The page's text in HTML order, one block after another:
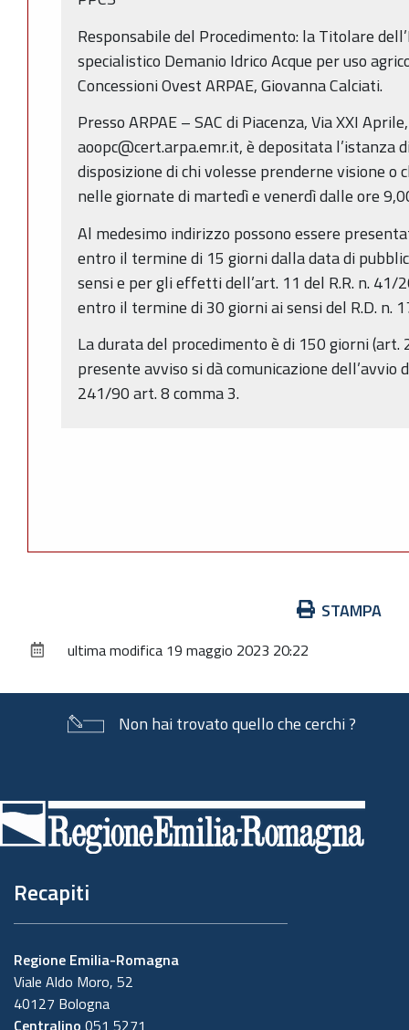
Responsabile del Procedimento: la Titolare
specialistico Demanio Idrico Acque per uso
Concessioni Ovest ARPAE, Giovanna Calciati.
Presso ARPAE – SAC di Piacenza, Via XXI
aoopc@cert.arpa.emr.it, è depositata l’istanza
disposizione di chi volesse prenderne visione
nelle giornate di martedì e venerdì dalle ore
Al medesimo indirizzo possono essere
entro il termine di 15 giorni dalla data di
sensi e per gli effetti dell’art. 11 del R.R. n. 41/
entro il termine di 30 giorni ai sensi del R.D. n.
La durata del procedimento è di 150 giorni (art.
presente avviso si dà comunicazione dell’avvio
241/90 art. 8 comma 3.
documento
STAMPA
ultima modifica 19 maggio 2023 20:22
Non hai trovato quello che cerchi ?
di
pagina
Recapiti
Regione Emilia-Romagna
Viale Aldo Moro, 52
40127 Bologna
Centralino 051 5271